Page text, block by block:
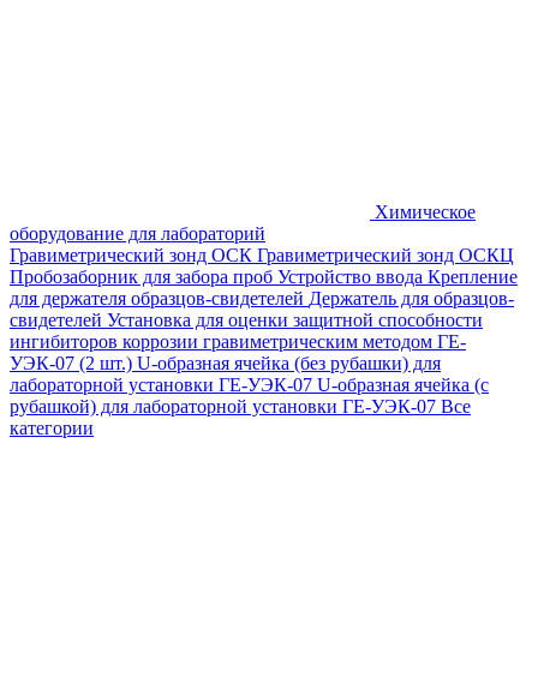
Химическое
оборудование для лабораторий
Гравиметрический зонд ОСК Гравиметрический зонд ОСКЦ
Пробозаборник для забора проб Устройство ввода Крепление
для держателя образцов-свидетелей Держатель для образцов-
свидетелей Установка для оценки защитной способности
ингибиторов коррозии гравиметрическим методом ГЕ-
УЭК-07 (2 шт.) U-образная ячейка (без рубашки) для
лабораторной установки ГЕ-УЭК-07 U-образная ячейка (с
рубашкой) для лабораторной установки ГЕ-УЭК-07 Все
категории